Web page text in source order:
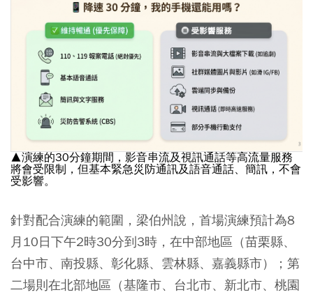
▲演練的30分鐘期間，影音串流及視訊通話等高流量服務
將會受限制，但基本緊急災防通訊及語音通話、簡訊，不會
受影響。
針對配合演練的範圍，梁伯州說，首場演練預計為8
月10日下午2時30分到3時，在中部地區（苗栗縣、
台中市、南投縣、彰化縣、雲林縣、嘉義縣市）；第
二場則在北部地區（基隆市、台北市、新北市、桃園